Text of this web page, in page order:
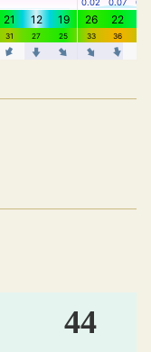
，完整即時空